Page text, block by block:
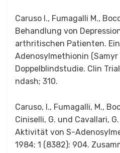
Caruso I., Fumagalli M.,
Behandlung von
arthritischen Patienten.
Adenosylmethionin
Doppelblindstudie. Clin
ndash; 310.
Caruso, I., Fumagalli, M.,
Ciniselli, G. und Cavallari,
Aktivität von S-
1984; 1 (8382): 904.